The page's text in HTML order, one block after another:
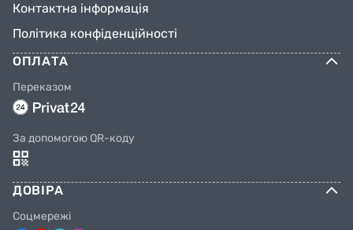
Контактна інформація
Політика конфіденційності
ОПЛАТА
Переказом
За допомогою QR-коду
ДОВІРА
Соцмережі